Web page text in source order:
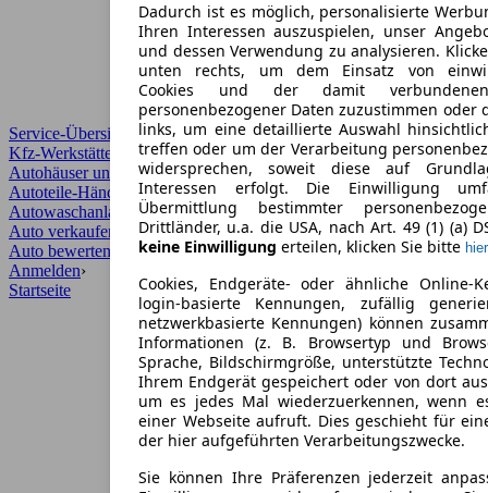
Service-Übersicht
Kfz-Werkstätten
Autohäuser und Händler
Autoteile-Händler
Autowaschanlagen
Auto verkaufen
Auto bewerten
Anmelden›
Dadurch ist es möglich, personalisierte
Ihren Interessen auszuspielen, unser
und dessen Verwendung zu analysieren.
unten rechts, um dem Einsatz von
Cookies und der damit
personenbezogener Daten zuzustimmen oder
links, um eine detaillierte Auswahl
treffen oder um der Verarbeitung
widersprechen, soweit diese auf
Interessen erfolgt. Die Einwilligung
Übermittlung bestimmter
Drittländer, u.a. die USA, nach Art. 49 (1) (a)
keine Einwilligung erteilen, klicken Sie bitte hier
Cookies, Endgeräte- oder ähnliche Online-
login-basierte Kennungen, zufällig
netzwerkbasierte Kennungen) können
Informationen (z. B. Browsertyp und
Sprache, Bildschirmgröße, unterstützte
Ihrem Endgerät gespeichert oder von dort
um es jedes Mal wiederzuerkennen, wenn
einer Webseite aufruft. Dies geschieht für
der hier aufgeführten Verarbeitungszwecke.
Sie können Ihre Präferenzen jederzeit
Startseite